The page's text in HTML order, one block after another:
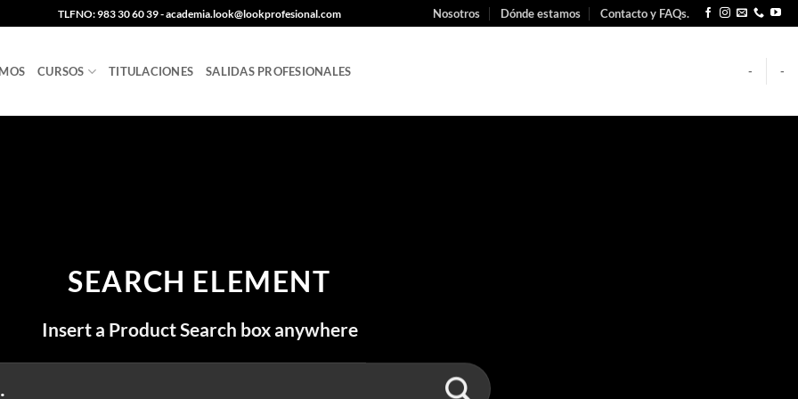
TLFNO: 983 30 60 39 - academia.look@lookprofesional.com Nosotros Dónde estamos Contacto y FAQs.
CURSOS TITULACIONES SALIDAS PROFESIONALES - -
SEARCH ELEMENT
Insert a Product Search box anywhere